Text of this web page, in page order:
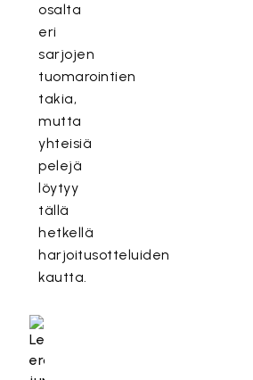
osalta
eri
sarjojen
tuomarointien
takia,
mutta
yhteisiä
pelejä
löytyy
tällä
hetkellä
harjoitusotteluiden
kautta.